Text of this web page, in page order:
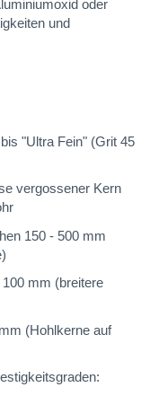
oder
und
"Ultra Fein" (Grit 45
vergossener Kern
150 - 500 mm
mm (breitere
(Hohlkerne auf